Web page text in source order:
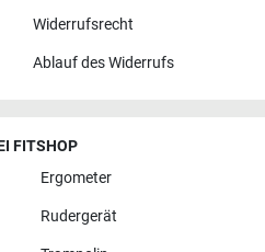
Widerrufsrecht
Ablauf des Widerrufs
FITSHOP
Ergometer
Rudergerät